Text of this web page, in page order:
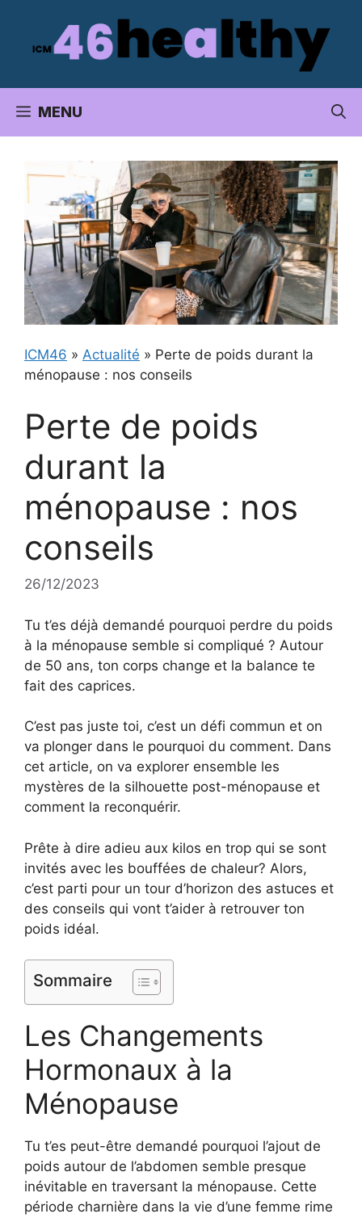
contenu
MENU
ICM46 » Actualité » Perte de poids durant la
ménopause : nos conseils
Perte de poids
durant la
ménopause : nos
conseils
26/12/2023
Tu t’es déjà demandé pourquoi perdre du poids
à la ménopause semble si compliqué ? Autour
de 50 ans, ton corps change et la balance te
fait des caprices.
C’est pas juste toi, c’est un défi commun et on
va plonger dans le pourquoi du comment. Dans
cet article, on va explorer ensemble les
mystères de la silhouette post-ménopause et
comment la reconquérir.
Prête à dire adieu aux kilos en trop qui se sont
invités avec les bouffées de chaleur? Alors,
c’est parti pour un tour d’horizon des astuces et
des conseils qui vont t’aider à retrouver ton
poids idéal.
Sommaire
Les Changements
Hormonaux à la
Ménopause
Tu t’es peut-être demandé pourquoi l’ajout de
poids autour de l’abdomen semble presque
inévitable en traversant la ménopause. Cette
période charnière dans la vie d’une femme rime